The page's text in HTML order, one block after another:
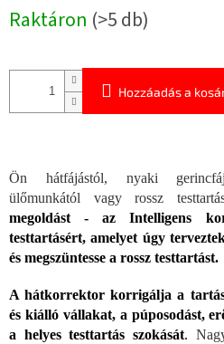
Raktáron (>5 db)
Hozzáadás a
Ön hátfájástól, nyaki
ülőmunkától vagy rossz
megoldást - az Intelligens
testtartásért, amelyet úgy
és megszüntesse a rossz testtartást.
A hátkorrektor korrigálja a
és kiálló vállakat, a púposodást,
a helyes testtartás szokását.